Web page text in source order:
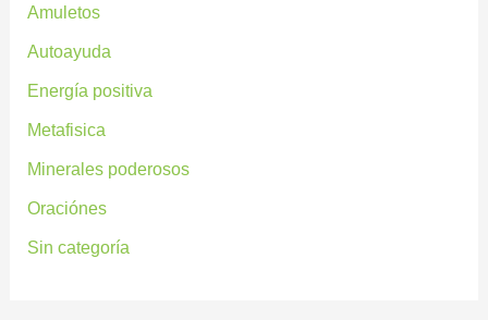
Amuletos
Autoayuda
Energía positiva
Metafisica
Minerales poderosos
Oraciónes
Sin categoría